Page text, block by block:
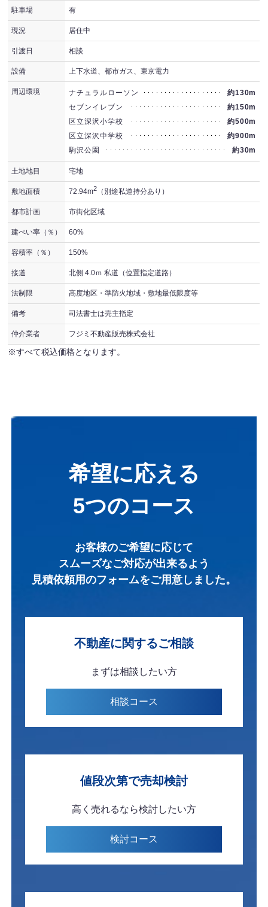
駐車場 有
現況 居住中
引渡日 相談
設備 上下水道、都市ガス、東京電力
周辺環境 ナチュラルローソン
約130m
セブンイレブン
約150m
区立深沢小学校
約500m
区立深沢中学校
約900m
駒沢公園
約30m
土地地目 宅地
敷地面積 72.94m2 （別途私道持分あり）
都市計画 市街化区域
建ぺい率（％） 60%
容積率（％） 150%
接道 北側 4.0ｍ 私道（位置指定道路）
法制限 高度地区・準防火地域・敷地最低限度等
備考 司法書士は売主指定
仲介業者 フジミ不動産販売株式会社
※すべて税込価格となります。
希望に応える
5つのコース
お客様のご希望に応じて
スムーズなご対応が出来るよう
見積依頼用のフォームをご用意しました。
不動産に関するご相談
まずは相談したい方
相談コース
値段次第で売却検討
高く売れるなら検討したい方
検討コース